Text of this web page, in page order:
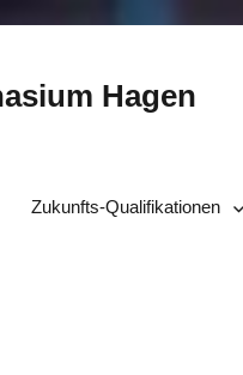
Hagen
Zukunfts-Qualifikationen